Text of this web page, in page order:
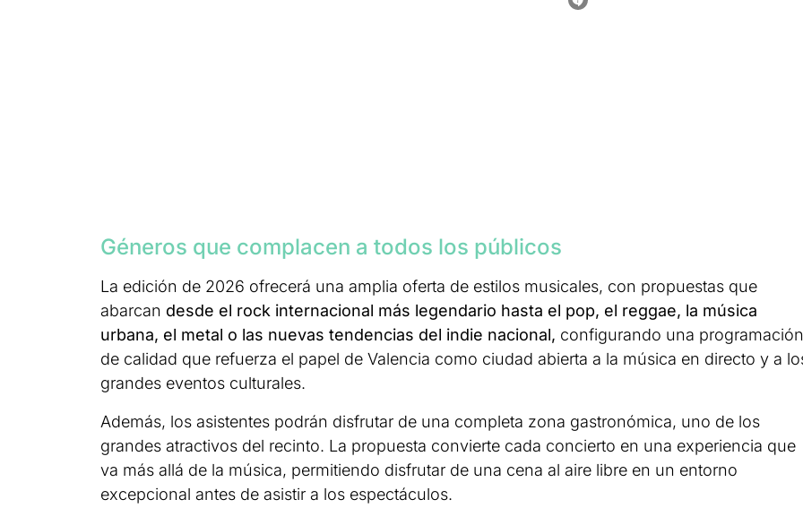
Géneros que complacen a todos los públicos
La edición de 2026 ofrecerá una amplia oferta de estilos musicales, con propuestas que
abarcan desde el rock internacional más legendario hasta el pop, el reggae, la música
urbana, el metal o las nuevas tendencias del indie nacional, configurando una programación
de calidad que refuerza el papel de Valencia como ciudad abierta a la música en directo y a
grandes eventos culturales.
Además, los asistentes podrán disfrutar de una completa zona gastronómica, uno de los
grandes atractivos del recinto. La propuesta convierte cada concierto en una experiencia que
va más allá de la música, permitiendo disfrutar de una cena al aire libre en un entorno
excepcional antes de asistir a los espectáculos.